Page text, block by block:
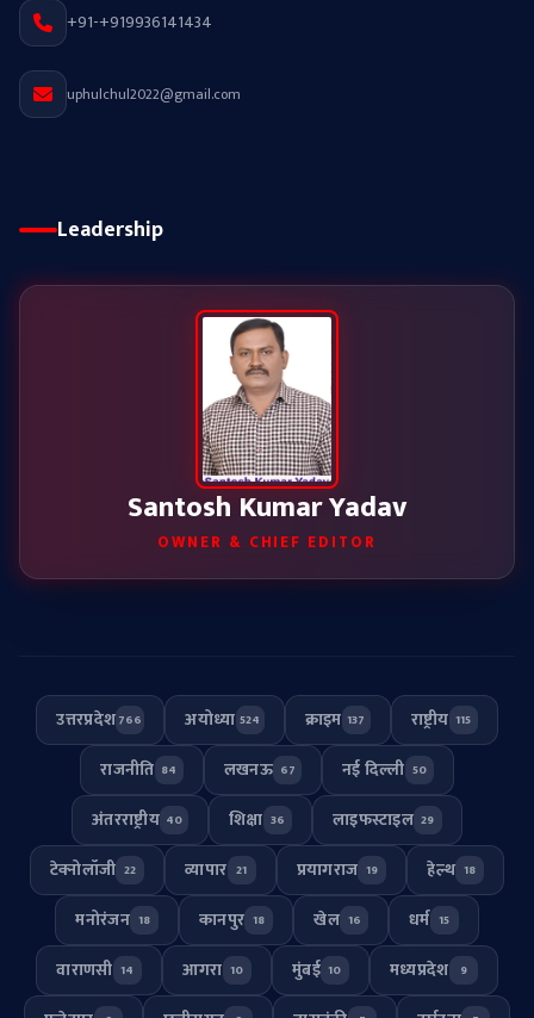
+91-+919936141434
uphulchul2022@gmail.com
Leadership
Santosh Kumar Yadav
OWNER & CHIEF EDITOR
उत्तरप्रदेश766 अयोध्या 524 क्राइम 137 राष्ट्रीय 115
राजनीति 84 लखनऊ 67 नई दिल्ली 50
अंतरराष्ट्रीय 40 शिक्षा 36 लाइफस्टाइल 29
टेक्नोलॉजी 22 व्यापार 21 प्रयागराज 19 हेल्थ 18
मनोरंजन 18 कानपुर 18 खेल 16 धर्म 15
वाराणसी 14 आगरा 10 मुंबई 10 मध्यप्रदेश 9